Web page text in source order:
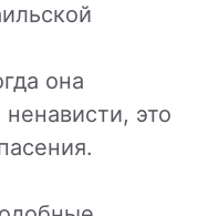
она
это